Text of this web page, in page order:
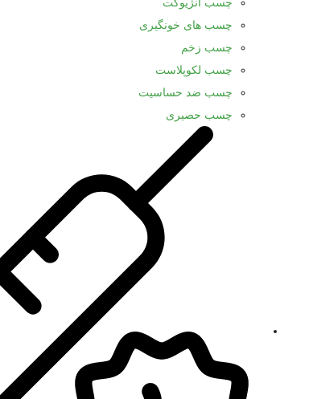
چسب های خونگیری
چسب زخم
چسب لکوپلاست
چسب ضد حساسیت
چسب حصیری